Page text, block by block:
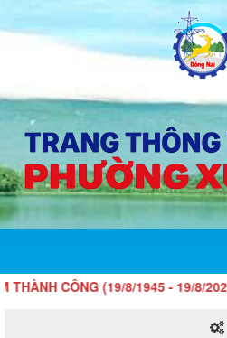
CÔNG (19/8/1945 - 19/8/2026)